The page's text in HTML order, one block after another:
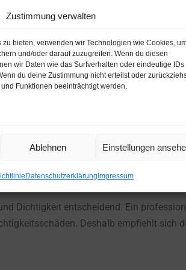
Zustimmung verwalten
bieten, verwenden wir Technologien wie Cookies,
und/oder darauf zuzugreifen. Wenn du diesen
wir Daten wie das Surfverhalten oder eindeutige IDs
du deine Zustimmung nicht erteilst oder
Funktionen beeinträchtigt werden.
Ablehnen Einstellungen
Datenschutzerklärung Impressum
Fehler beim Messen führen zu
meist exakte Angaben.
werden. Alternativ bieten viele
sondern auch die Wandstärke und ob
Je exakter die Daten, desto
oder in
Dichtigkeit entscheidend. Ein
Deshalb empfiehlt sich